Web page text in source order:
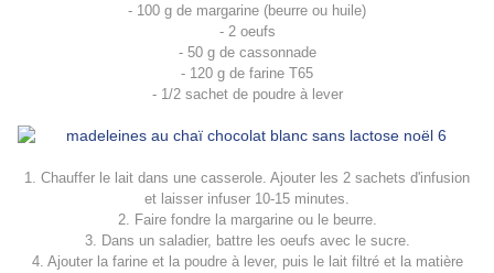
- 100 g de margarine (beurre ou huile)
- 2 oeufs
- 50 g de cassonnade
- 120 g de farine T65
- 1/2 sachet de poudre à lever
1. Chauffer le lait dans une casserole. Ajouter les 2 sachets d'infusion
et laisser infuser 10-15 minutes.
2. Faire fondre la margarine ou le beurre.
3. Dans un saladier, battre les oeufs avec le sucre.
4. Ajouter la farine et la poudre à lever, puis le lait filtré et la matière